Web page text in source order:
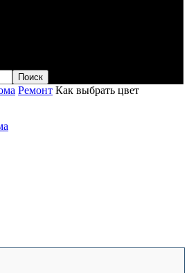
Ремонт Как выбрать цвет